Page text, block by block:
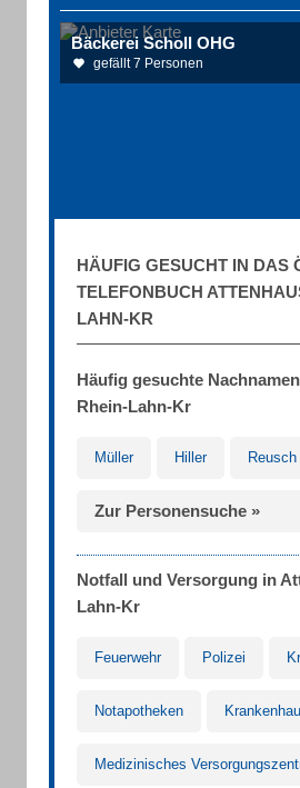
Bäckerei Scholl OHG
gefällt 7 Personen
HÄUFIG GESUCHT IN DAS
TELEFONBUCH
LAHN-KR
Häufig gesuchte
Rhein-Lahn-Kr
Müller Hiller Reusch
Zur Personensuche »
Notfall und Versorgung in
Lahn-Kr
Feuerwehr Polizei
Notapotheken
Medizinisches